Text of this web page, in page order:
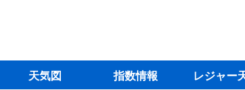
天気図 指数情報 レジャー